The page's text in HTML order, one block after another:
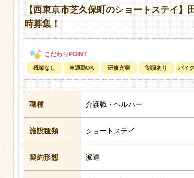
【西東京市芝久保町のショートステイ
時募集！
残業なし 車通勤OK 研修充実 制服あり バイ
職種 介護職・ヘルパー
施設種類 ショートステイ
契約形態 派遣